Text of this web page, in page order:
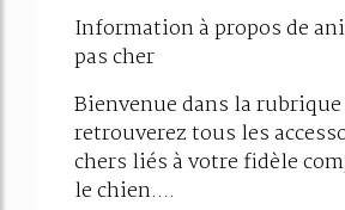
Information à propos de
pas cher
Bienvenue dans la
retrouverez tous les
chers liés à votre fidèle
le chien....